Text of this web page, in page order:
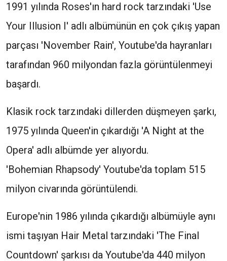
1991 yılında Roses'ın hard rock tarzındaki 'Use
Your Illusion I' adlı albümünün en çok çıkış yapan
parçası 'November Rain', Youtube'da hayranları
tarafından 960 milyondan fazla görüntülenmeyi
başardı.
Klasik rock tarzındaki dillerden düşmeyen şarkı,
1975 yılında Queen'in çıkardığı 'A Night at the
Opera' adlı albümde yer alıyordu.
'Bohemian Rhapsody' Youtube'da toplam 515
milyon civarında görüntülendi.
Europe'nin 1986 yılında çıkardığı albümüyle aynı
ismi taşıyan Hair Metal tarzındaki 'The Final
Countdown' şarkısı da Youtube'da 440 milyon